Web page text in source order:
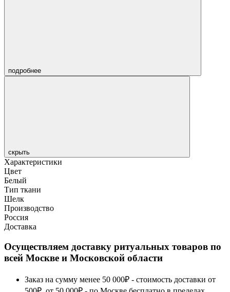
подробнее
скрыть
Характеристики
Цвет
Белый
Тип ткани
Шелк
Производство
Россия
Доставка
Осуществляем доставку ритуальных товаров по
всей Москве и Московской области
Заказ на сумму менее 50 000₽ - стоимость доставки от